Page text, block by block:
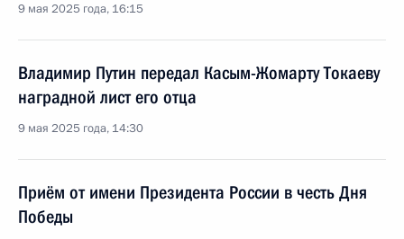
9 мая 2025 года, 16:15
Владимир Путин передал Касым-Жомарту Токаеву
наградной лист его отца
9 мая 2025 года, 14:30
Приём от имени Президента России в честь Дня
Победы